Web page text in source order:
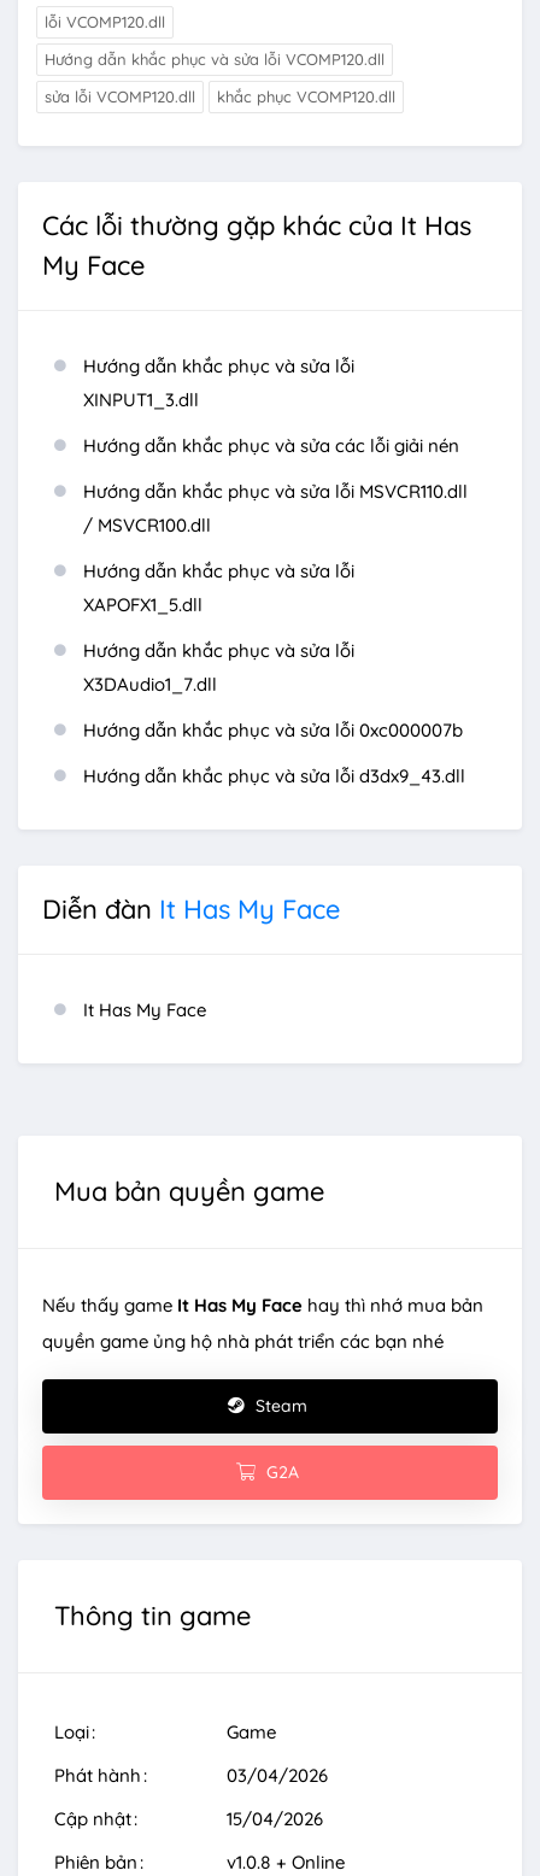
lỗi VCOMP120.dll
Hướng dẫn khắc phục và sửa lỗi VCOMP120.dll
sửa lỗi VCOMP120.dll
khắc phục VCOMP120.dll
Các lỗi thường gặp khác của It Has
My Face
Hướng dẫn khắc phục và sửa lỗi
XINPUT1_3.dll
Hướng dẫn khắc phục và sửa các lỗi giải nén
Hướng dẫn khắc phục và sửa lỗi MSVCR110.dll
/ MSVCR100.dll
Hướng dẫn khắc phục và sửa lỗi
XAPOFX1_5.dll
Hướng dẫn khắc phục và sửa lỗi
X3DAudio1_7.dll
Hướng dẫn khắc phục và sửa lỗi 0xc000007b
Hướng dẫn khắc phục và sửa lỗi d3dx9_43.dll
Diễn đàn It Has My Face
It Has My Face
Mua bản quyền game
Nếu thấy game It Has My Face hay thì nhớ mua bản
quyền game ủng hộ nhà phát triển các bạn nhé
Steam
G2A
Thông tin game
Loại
Game
Phát hành
03/04/2026
Cập nhật
15/04/2026
Phiên bản
v1.0.8 + Online